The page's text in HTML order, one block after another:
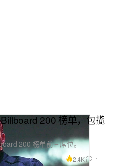
200 榜单，包揽
200 榜单前三席位。
2.4K 1